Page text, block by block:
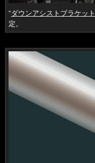
“ダウンアシストブラケット
定。